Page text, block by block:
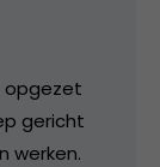
opgezet
gericht
werken.